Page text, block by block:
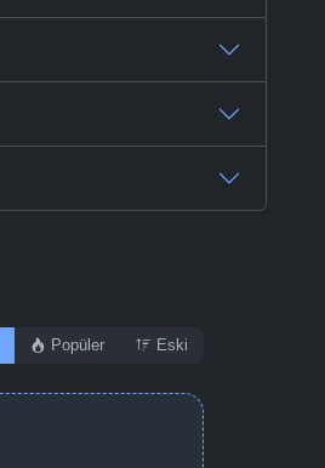
Popüler Eski